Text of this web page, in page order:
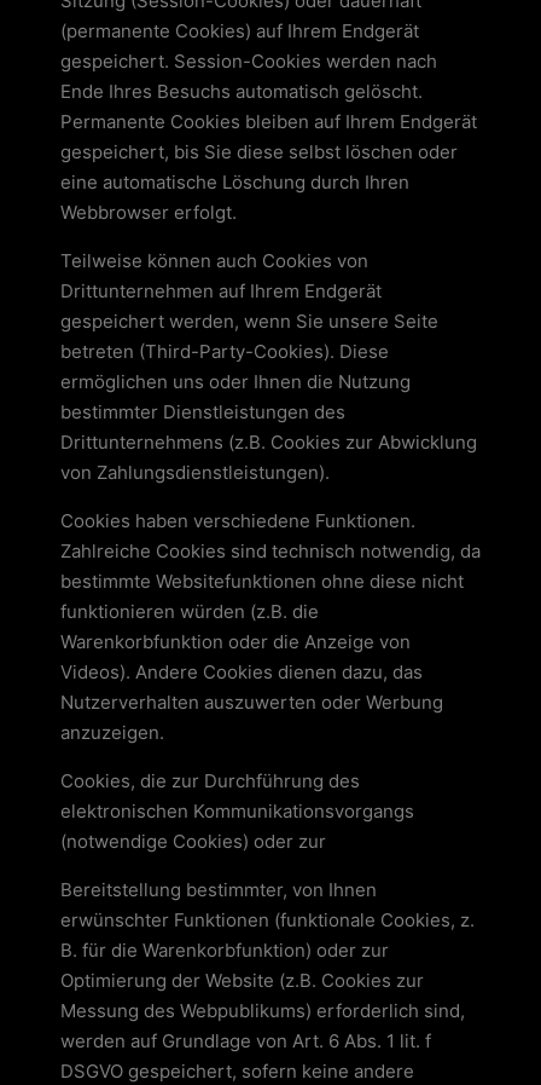
(permanente Cookies) auf Ihrem Endgerät
gespeichert. Session-Cookies werden nach
Ende Ihres Besuchs automatisch gelöscht.
Permanente Cookies bleiben auf Ihrem Endgerät
gespeichert, bis Sie diese selbst löschen oder
eine automatische Löschung durch Ihren
Webbrowser erfolgt.
Teilweise können auch Cookies von
Drittunternehmen auf Ihrem Endgerät
gespeichert werden, wenn Sie unsere Seite
betreten (Third-Party-Cookies). Diese
ermöglichen uns oder Ihnen die Nutzung
bestimmter Dienstleistungen des
Drittunternehmens (z.B. Cookies zur Abwicklung
von Zahlungsdienstleistungen).
Cookies haben verschiedene Funktionen.
Zahlreiche Cookies sind technisch notwendig, da
bestimmte Websitefunktionen ohne diese nicht
funktionieren würden (z.B. die
Warenkorbfunktion oder die Anzeige von
Videos). Andere Cookies dienen dazu, das
Nutzerverhalten auszuwerten oder Werbung
anzuzeigen.
Cookies, die zur Durchführung des
elektronischen Kommunikationsvorgangs
(notwendige Cookies) oder zur
Bereitstellung bestimmter, von Ihnen
erwünschter Funktionen (funktionale Cookies, z.
B. für die Warenkorbfunktion) oder zur
Optimierung der Website (z.B. Cookies zur
Messung des Webpublikums) erforderlich sind,
werden auf Grundlage von Art. 6 Abs. 1 lit. f
DSGVO gespeichert, sofern keine andere